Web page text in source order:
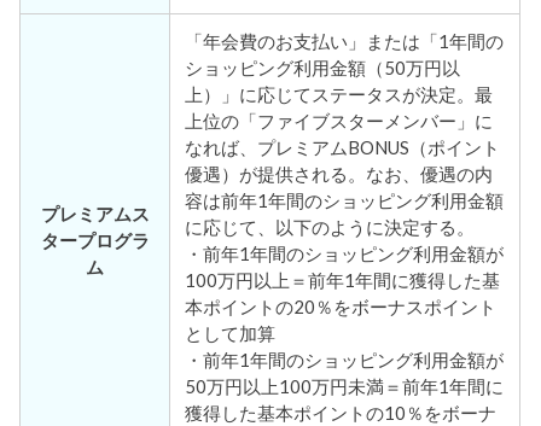
プレミアムス
タープログラ
ム
「年会費のお支払い」または「1年間の
ショッピング利用金額（50万円以
上）」に応じてステータスが決定。最
上位の「ファイブスターメンバー」に
なれば、プレミアムBONUS（ポイント
優遇）が提供される。なお、優遇の内
容は前年1年間のショッピング利用金額
に応じて、以下のように決定する。
・前年1年間のショッピング利用金額が
100万円以上＝前年1年間に獲得した基
本ポイントの20％をボーナスポイント
として加算
・前年1年間のショッピング利用金額が
50万円以上100万円未満＝前年1年間に
獲得した基本ポイントの10％をボーナ